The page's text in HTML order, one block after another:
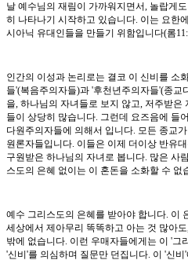
날 예수님의 재림이 가까워지면서, 놀랍게
히 나타나기 시작하고 있습니다. 이는 요한
시아닉 유대인들을 만들기 위함입니다(롬
인간의 이성과 논리로는 결코 이 신비를 소
들'(복음주의자들)과 '후천년주의자들'(종교
을, 하나님의 자녀들로 보지 않고, 저주받은
들이 상당히 많습니다. 그런데 요즈음에 들
다원주의자들에 의해서 입니다. 모든 종교
원론자들입니다. 이들은 이제 더이상 반유
구원받은 하나님의 자녀로 봅니다. 많은 사
스도의 은혜 없이는 이 혼돈을 소화할 수 없
예수 그리스도의 은혜를 받아야 합니다. 이
세상에서 제아무리 똑똑하고 아는 것 많아
밖에 없습니다. 이런 우매자들에게는 이 '그
'신비'를 의심하며 질문만 던집니다. 이 '신